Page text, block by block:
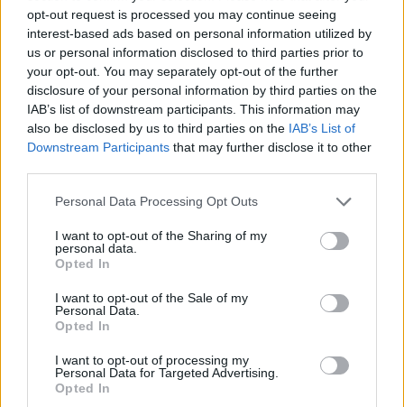
opt-out request is processed you may continue seeing
interest-based ads based on personal information utilized by
us or personal information disclosed to third parties prior to
your opt-out. You may separately opt-out of the further
disclosure of your personal information by third parties on the
IAB’s list of downstream participants. This information may
also be disclosed by us to third parties on the IAB’s List of
Downstream Participants that may further disclose it to other
Personal Data Processing Opt Outs
I want to opt-out of the Sharing of my
personal data.
Opted In
I want to opt-out of the Sale of my
Personal Data.
Opted In
I want to opt-out of processing my
Personal Data for Targeted Advertising.
Opted In
αποτελεί ένα νέο σημείο Πολιτισμού στην πόλη
μας.
Διάβασε σχετικά
Στα εγκαίνια της Δημοτικής Πινακοθήκης και ο
Υφυπουργός Εσωτερικών Βασίλης Σπανάκης
Τζιούμης: "Με τη Δημοτική Πινακοθήκη
δημιουργούμε ένα νέο σημείο πολιτισμού, ένα
νέο τοπόσημο για την Τρίπολη"
Διάβασε περισσότερα
Πολιτισμός